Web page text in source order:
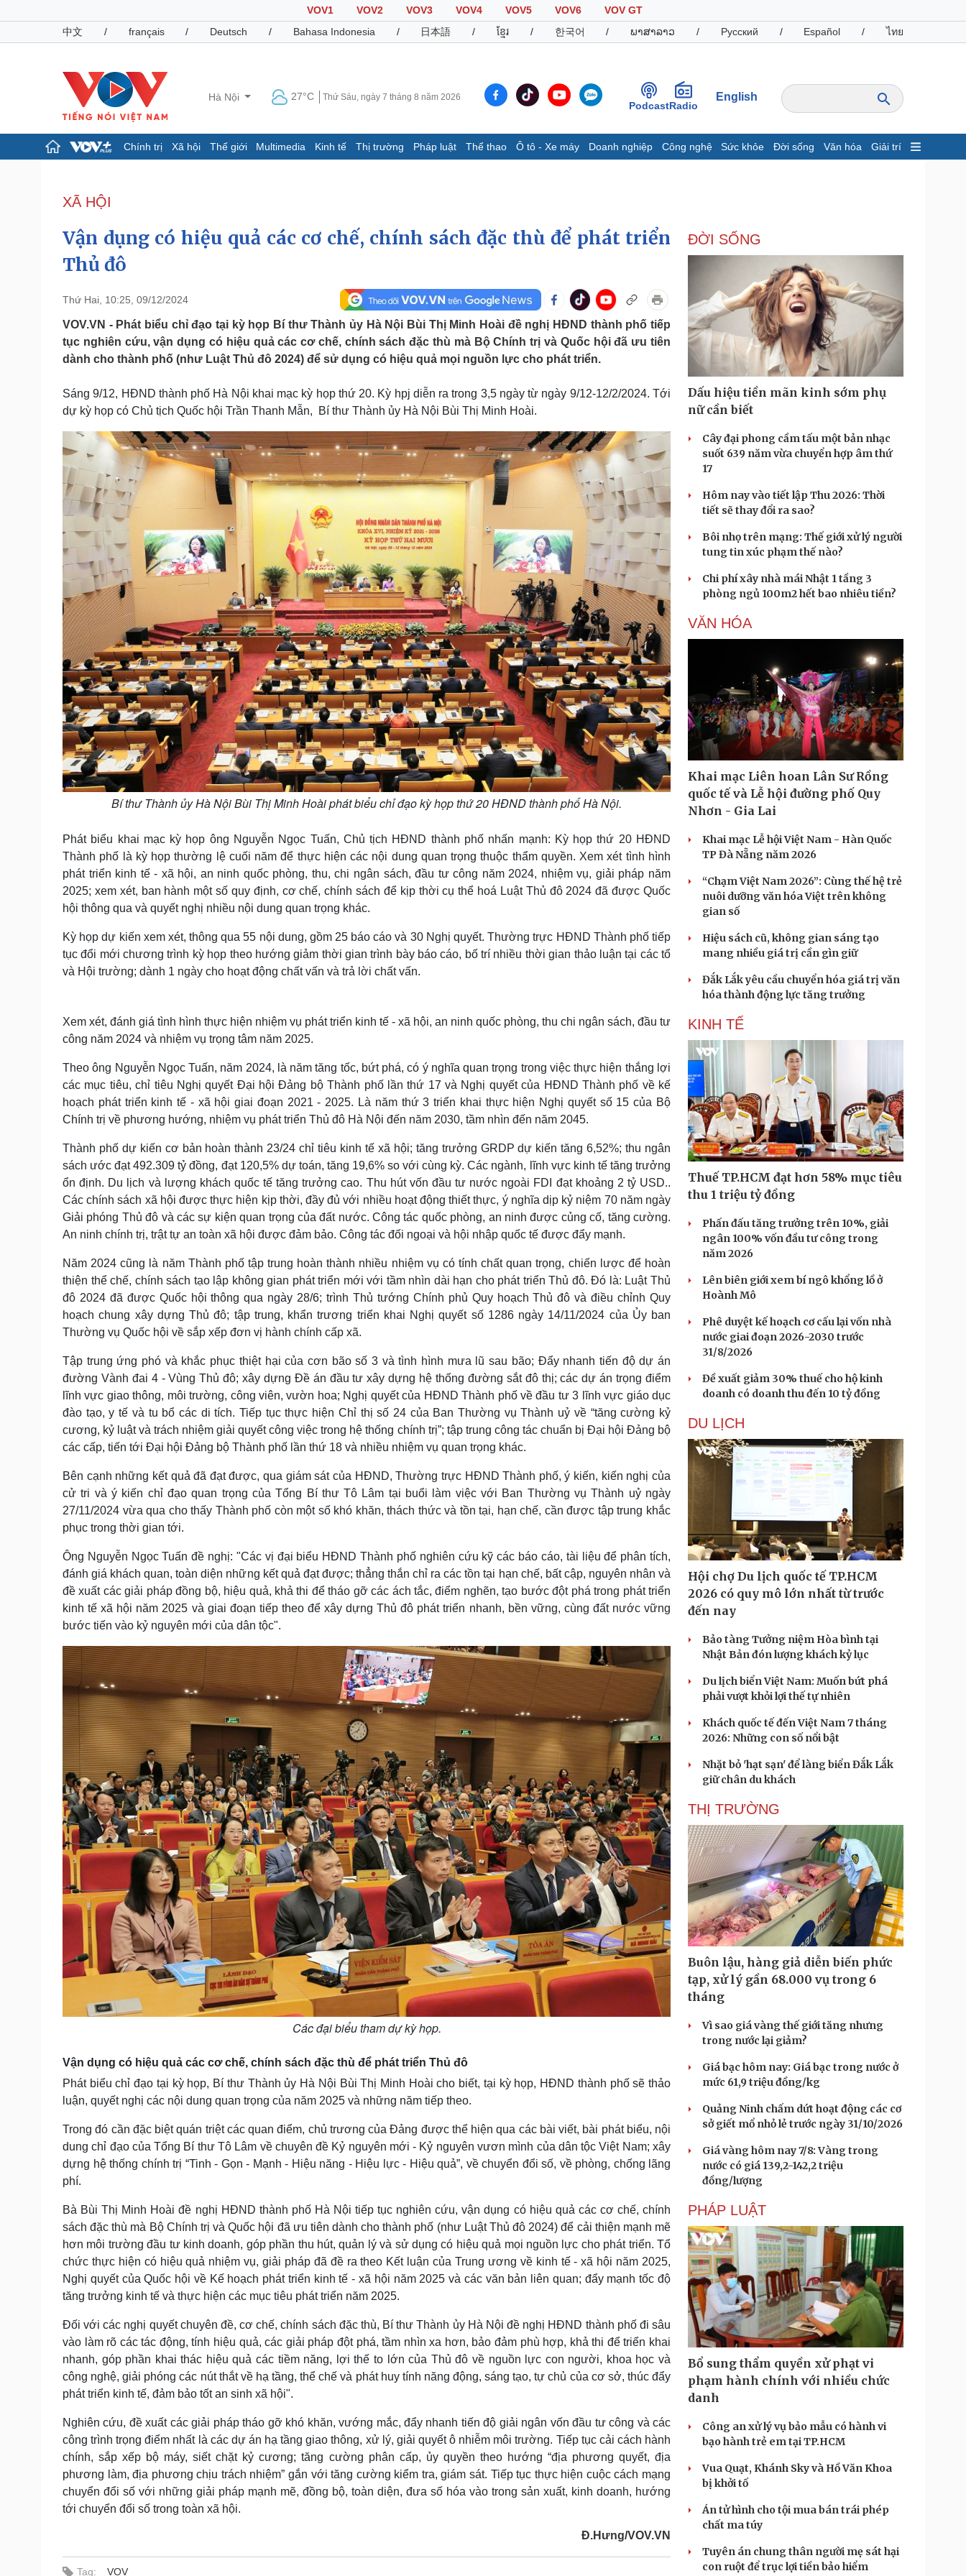
VOV1 VOV2 VOV3 VOV4 VOV5 VOV6
VOV GT
中文
/ français / Deutsch / Bahasa Indonesia / 日本語 / ខ្មែរ / 한국어 / ພາສາລາວ / Русский / Español / ไทย
Hà Nội 27°C Thứ Sáu, ngày 7 tháng 8 năm 2026
PodcastRadio
English
Chính trị Xã hội Thế giới Multimedia Kinh tế Thị trường Pháp luật Thể thao Ô tô - Xe máy Doanh nghiệp Công nghệ Sức khỏe Đời sống Văn hóa Giải trí
Đảng
Tổ chức nhân sự
Nhận diện sự thật
Dấu ấn VOV
Hồ sơ
Infographic
Giá cà phê
Pháp luật
Tin nóng
Tư vấn luật
Việt Nam
Phân tích
Thể thao
Lịch thi đấu bóng đá
Thế giới thể thao
eSports
Ô tô - Xe máy
Xe máy
Tư vấn
Doanh nghiệp
Thông tin doanh nghiệp
Doanh nghiệp 24h
Doanh nhân
Vì cộng đồng
Công nghệ
Sành điệu
Tin Công nghệ
Trải nghiệm
Chuyển đổi số
Sức khỏe
Dinh dưỡng - món ngon
Cây thuốc
Sản phụ khoa
Nhi khoa
Nam khoa
Làm đẹp - giảm cân
Phòng mạch online
Ăn sạch sống khỏe
Đời sống
Nhà đẹp
Blog
Tình yêu - Gia đình
Văn hóa
Sân khấu - Điện ảnh
Văn học
Âm nhạc
Giải trí
Thời trang
Sao Việt
Du lịch
Săn Tour
check-in
Podcast
Đọc truyện đêm khuya
Cửa sổ tình yêu
Cải chính
XÃ HỘI
Vận dụng có hiệu quả các cơ chế, chính sách đặc thù để phát triển
Thủ đô
Thứ Hai, 10:25, 09/12/2024
VOV.VN - Phát biểu chỉ đạo tại kỳ họp Bí thư Thành ủy Hà Nội Bùi Thị Minh Hoài đề nghị HĐND thành phố tiếp
tục nghiên cứu, vận dụng có hiệu quả các cơ chế, chính sách đặc thù mà Bộ Chính trị và Quốc hội đã ưu tiên
dành cho thành phố (như Luật Thủ đô 2024) để sử dụng có hiệu quả mọi nguồn lực cho phát triển.
Sáng 9/12, HĐND thành phố Hà Nội khai mạc kỳ họp thứ 20. Kỳ hpj diễn ra trong 3,5 ngày từ ngày 9/12-12/2/2024. Tới
dự kỳ họp có Chủ tịch Quốc hội Trần Thanh Mẫn, Bí thư Thành ủy Hà Nội Bùi Thị Minh Hoài.
Bí thư Thành ủy Hà Nội Bùi Thị Minh Hoài phát biểu chỉ đạo kỳ họp thứ 20 HĐND thành phố Hà Nội.
Phát biểu khai mạc kỳ họp ông Nguyễn Ngọc Tuấn, Chủ tịch HĐND thành phố nhấn mạnh: Kỳ họp thứ 20 HĐND
Thành phố là kỳ họp thường lệ cuối năm để thực hiện các nội dung quan trọng thuộc thẩm quyền. Xem xét tình hình
phát triển kinh tế - xã hội, an ninh quốc phòng, thu, chi ngân sách, đầu tư công năm 2024, nhiệm vụ, giải pháp năm
2025; xem xét, ban hành một số quy định, cơ chế, chính sách để kịp thời cụ thể hoá Luật Thủ đô 2024 đã được Quốc
hội thông qua và quyết nghị nhiều nội dung quan trọng khác.
Kỳ họp dự kiến xem xét, thông qua 55 nội dung, gồm 25 báo cáo và 30 Nghị quyết. Thường trực HĐND Thành phố tiếp
tục đổi mới chương trình kỳ họp theo hướng giảm thời gian trình bày báo cáo, bố trí nhiều thời gian thảo luận tại các tổ
và Hội trường; dành 1 ngày cho hoạt động chất vấn và trả lời chất vấn.
Xem xét, đánh giá tình hình thực hiện nhiệm vụ phát triển kinh tế - xã hội, an ninh quốc phòng, thu chi ngân sách, đầu tư
công năm 2024 và nhiệm vụ trọng tâm năm 2025.
Theo ông Nguyễn Ngọc Tuấn, năm 2024, là năm tăng tốc, bứt phá, có ý nghĩa quan trọng trong việc thực hiện thắng lợi
các mục tiêu, chỉ tiêu Nghị quyết Đại hội Đảng bộ Thành phố lần thứ 17 và Nghị quyết của HĐND Thành phố về kế
hoạch phát triển kinh tế - xã hội giai đoạn 2021 - 2025. Là năm thứ 3 triển khai thực hiện Nghị quyết số 15 của Bộ
Chính trị về phương hướng, nhiệm vụ phát triển Thủ đô Hà Nội đến năm 2030, tầm nhìn đến năm 2045.
Thành phố dự kiến cơ bản hoàn thành 23/24 chỉ tiêu kinh tế xã hội; tăng trưởng GRDP dự kiến tăng 6,52%; thu ngân
sách ước đạt 492.309 tỷ đồng, đạt 120,5% dự toán, tăng 19,6% so với cùng kỳ. Các ngành, lĩnh vực kinh tế tăng trưởng
ổn định. Du lịch và lượng khách quốc tế tăng trưởng cao. Thu hút vốn đầu tư nước ngoài FDI đạt khoảng 2 tỷ USD..
Các chính sách xã hội được thực hiện kịp thời, đầy đủ với nhiều hoạt động thiết thực, ý nghĩa dịp kỷ niệm 70 năm ngày
Giải phóng Thủ đô và các sự kiện quan trọng của đất nước. Công tác quốc phòng, an ninh được củng cố, tăng cường.
An ninh chính trị, trật tự an toàn xã hội được đảm bảo. Công tác đối ngoại và hội nhập quốc tế được đẩy mạnh.
Năm 2024 cũng là năm Thành phố tập trung hoàn thành nhiều nhiệm vụ có tính chất quan trọng, chiến lược để hoàn
thiện thể chế, chính sách tạo lập không gian phát triển mới với tầm nhìn dài hạn cho phát triển Thủ đô. Đó là: Luật Thủ
đô 2024 đã được Quốc hội thông qua ngày 28/6; trình Thủ tướng Chính phủ Quy hoạch Thủ đô và điều chỉnh Quy
hoạch chung xây dựng Thủ đô; tập trung, khẩn trương triển khai Nghị quyết số 1286 ngày 14/11/2024 của Ủy ban
Thường vụ Quốc hội về sắp xếp đơn vị hành chính cấp xã.
Tập trung ứng phó và khắc phục thiệt hại của cơn bão số 3 và tình hình mưa lũ sau bão; Đẩy nhanh tiến độ dự án
đường Vành đai 4 - Vùng Thủ đô; xây dựng Đề án đầu tư xây dựng hệ thống đường sắt đô thị; các dự án trọng điểm
lĩnh vực giao thông, môi trường, công viên, vườn hoa; Nghị quyết của HĐND Thành phố về đầu tư 3 lĩnh vực giáo dục
đào tạo, y tế và tu bổ các di tích. Tiếp tục thực hiện Chỉ thị số 24 của Ban Thường vụ Thành uỷ về “tăng cường kỷ
cương, kỷ luật và trách nhiệm giải quyết công việc trong hệ thống chính trị”; tập trung công tác chuẩn bị Đại hội Đảng bộ
các cấp, tiến tới Đại hội Đảng bộ Thành phố lần thứ 18 và nhiều nhiệm vụ quan trọng khác.
Bên cạnh những kết quả đã đạt được, qua giám sát của HĐND, Thường trực HĐND Thành phố, ý kiến, kiến nghị của
cử tri và ý kiến chỉ đạo quan trọng của Tổng Bí thư Tô Lâm tại buổi làm việc với Ban Thường vụ Thành uỷ ngày
27/11/2024 vừa qua cho thấy Thành phố còn một số khó khăn, thách thức và tồn tại, hạn chế, cần được tập trung khắc
phục trong thời gian tới.
Ông Nguyễn Ngọc Tuấn đề nghị: "Các vị đại biểu HĐND Thành phố nghiên cứu kỹ các báo cáo, tài liệu để phân tích,
đánh giá khách quan, toàn diện những kết quả đạt được; thẳng thắn chỉ ra các tồn tại hạn chế, bất cập, nguyên nhân và
đề xuất các giải pháp đồng bộ, hiệu quả, khả thi để tháo gỡ các ách tắc, điểm nghẽn, tạo bước đột phá trong phát triển
kinh tế xã hội năm 2025 và giai đoạn tiếp theo để xây dựng Thủ đô phát triển nhanh, bền vững, cùng đất nước vững
bước tiến vào kỷ nguyên mới của dân tộc".
Các đại biểu tham dự kỳ họp.
Vận dụng có hiệu quả các cơ chế, chính sách đặc thù để phát triển Thủ đô
Phát biểu chỉ đạo tại kỳ họp, Bí thư Thành ủy Hà Nội Bùi Thị Minh Hoài cho biết, tại kỳ họp, HĐND thành phố sẽ thảo
luận, quyết nghị các nội dung quan trọng của năm 2025 và những năm tiếp theo.
Trong đó cần đặc biệt quán triệt các quan điểm, chủ trương của Đảng được thể hiện qua các bài viết, bài phát biểu, nội
dung chỉ đạo của Tổng Bí thư Tô Lâm về chuyên đề Kỷ nguyên mới - Kỷ nguyên vươn mình của dân tộc Việt Nam; xây
dựng hệ thống chính trị “Tinh - Gọn - Mạnh - Hiệu năng - Hiệu lực - Hiệu quả”, về chuyển đổi số, về phòng, chống lãng
phí.
Bà Bùi Thị Minh Hoài đề nghị HĐND thành phố Hà Nội tiếp tục nghiên cứu, vận dụng có hiệu quả các cơ chế, chính
sách đặc thù mà Bộ Chính trị và Quốc hội đã ưu tiên dành cho thành phố (như Luật Thủ đô 2024) để cải thiện mạnh mẽ
hơn môi trường đầu tư kinh doanh, góp phần thu hút, quản lý và sử dụng có hiệu quả mọi nguồn lực cho phát triển. Tổ
chức thực hiện có hiệu quả nhiệm vụ, giải pháp đã đề ra theo Kết luận của Trung ương về kinh tế - xã hội năm 2025,
Nghị quyết của Quốc hội về Kế hoạch phát triển kinh tế - xã hội năm 2025 và các văn bản liên quan; đẩy mạnh tốc độ
tăng trưởng kinh tế và thực hiện các mục tiêu phát triển năm 2025.
Đối với các nghị quyết chuyên đề, cơ chế, chính sách đặc thù, Bí thư Thành ủy Hà Nội đề nghị HĐND thành phố đi sâu
vào làm rõ các tác động, tính hiệu quả, các giải pháp đột phá, tầm nhìn xa hơn, bảo đảm phù hợp, khả thi để triển khai
nhanh, góp phần khai thác hiệu quả các tiềm năng, lợi thế to lớn của Thủ đô về nguồn lực con người, khoa học và
công nghệ, giải phóng các nút thắt về hạ tầng, thể chế và phát huy tính năng động, sáng tạo, tự chủ của cơ sở, thúc đẩy
phát triển kinh tế, đảm bảo tốt an sinh xã hội".
Nghiên cứu, đề xuất các giải pháp tháo gỡ khó khăn, vướng mắc, đẩy nhanh tiến độ giải ngân vốn đầu tư công và các
công trình trọng điểm nhất là các dự án hạ tầng giao thông, xử lý, giải quyết ô nhiễm môi trường. Tiếp tục cải cách hành
chính, sắp xếp bộ máy, siết chặt kỷ cương; tăng cường phân cấp, ủy quyền theo hướng “địa phương quyết, địa
phương làm, địa phương chịu trách nhiệm” gắn với tăng cường kiểm tra, giám sát. Tiếp tục thực hiện cuộc cách mạng
chuyển đổi số với những giải pháp mạnh mẽ, đồng bộ, toàn diện, đưa số hóa vào trong sản xuất, kinh doanh, hướng
tới chuyển đổi số trong toàn xã hội.
Đ.Hưng/VOV.VN
Tag: VOV
ĐỜI SỐNG
Dấu hiệu tiền mãn kinh sớm phụ
nữ cần biết
Cây đại phong cầm tấu một bản nhạc
suốt 639 năm vừa chuyển hợp âm thứ
17
Hôm nay vào tiết lập Thu 2026: Thời
tiết sẽ thay đổi ra sao?
Bôi nhọ trên mạng: Thế giới xử lý người
tung tin xúc phạm thế nào?
Chi phí xây nhà mái Nhật 1 tầng 3
phòng ngủ 100m2 hết bao nhiêu tiền?
VĂN HÓA
Khai mạc Liên hoan Lân Sư Rồng
quốc tế và Lễ hội đường phố Quy
Nhơn - Gia Lai
Khai mạc Lễ hội Việt Nam - Hàn Quốc
TP Đà Nẵng năm 2026
“Chạm Việt Nam 2026”: Cùng thế hệ trẻ
nuôi dưỡng văn hóa Việt trên không
gian số
Hiệu sách cũ, không gian sáng tạo
mang nhiều giá trị cần gìn giữ
Đắk Lắk yêu cầu chuyển hóa giá trị văn
hóa thành động lực tăng trưởng
KINH TẾ
Thuế TP.HCM đạt hơn 58% mục tiêu
thu 1 triệu tỷ đồng
Phấn đấu tăng trưởng trên 10%, giải
ngân 100% vốn đầu tư công trong
năm 2026
Lên biên giới xem bí ngô khổng lồ ở
Hoành Mô
Phê duyệt kế hoạch cơ cấu lại vốn nhà
nước giai đoạn 2026-2030 trước
31/8/2026
Đề xuất giảm 30% thuế cho hộ kinh
doanh có doanh thu đến 10 tỷ đồng
DU LỊCH
Hội chợ Du lịch quốc tế TP.HCM
2026 có quy mô lớn nhất từ trước
đến nay
Bảo tàng Tưởng niệm Hòa bình tại
Nhật Bản đón lượng khách kỷ lục
Du lịch biển Việt Nam: Muốn bứt phá
phải vượt khỏi lợi thế tự nhiên
Khách quốc tế đến Việt Nam 7 tháng
2026: Những con số nổi bật
Nhặt bỏ 'hạt sạn' để làng biển Đắk Lắk
giữ chân du khách
THỊ TRƯỜNG
Buôn lậu, hàng giả diễn biến phức
tạp, xử lý gần 68.000 vụ trong 6
tháng
Vì sao giá vàng thế giới tăng nhưng
trong nước lại giảm?
Giá bạc hôm nay: Giá bạc trong nước ở
mức 61,9 triệu đồng/kg
Quảng Ninh chấm dứt hoạt động các cơ
sở giết mổ nhỏ lẻ trước ngày 31/10/2026
Giá vàng hôm nay 7/8: Vàng trong
nước có giá 139,2-142,2 triệu
đồng/lượng
PHÁP LUẬT
Bổ sung thẩm quyền xử phạt vi
phạm hành chính với nhiều chức
danh
Công an xử lý vụ bảo mẫu có hành vi
bạo hành trẻ em tại TP.HCM
Vua Quạt, Khánh Sky và Hồ Văn Khoa
bị khởi tố
Án tử hình cho tội mua bán trái phép
chất ma túy
Tuyên án chung thân người mẹ sát hại
con ruột để trục lợi tiền bảo hiểm